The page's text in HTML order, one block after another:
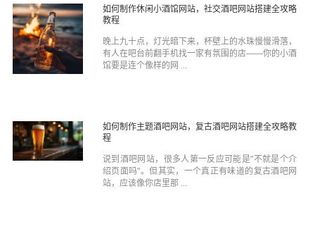
如何制作休闲小酒馆网站，社交酒吧网站搭建全攻略
教程
晚上九十点，灯光暗下来，杯壁上的水珠慢慢滑落，
有人在吧台前翻手机找一家有氛围的店——你的小酒
馆要是连个像样的网 ...
如何制作主题酒吧网站，复古酒吧网站搭建全攻略教
程
说到酒吧网站，很多人第一反应可能是"不就是个介
绍页面吗"。但其实，一个真正有味道的复古酒吧网
站，应该像你店里那 ...